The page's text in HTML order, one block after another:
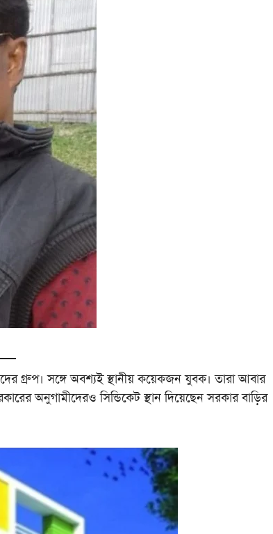
গ্রুপ। সঙ্গে অবশ্যই স্থানীয় কয়েকজন যুবক। তারা আবার
অনুগামীদেরও সিন্ডিকেট স্থান দিয়েছেন সরকার বাড়ির